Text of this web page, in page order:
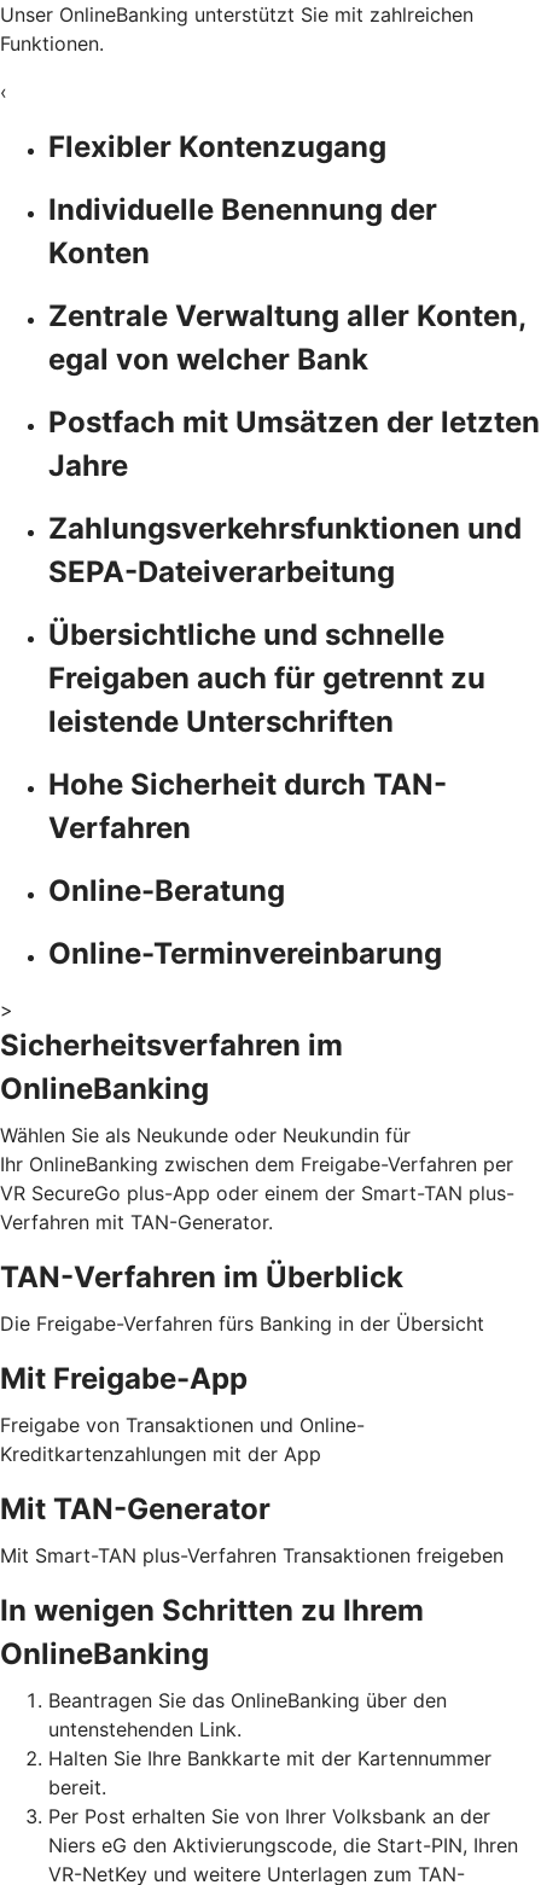
Unser OnlineBanking unterstützt Sie mit zahlreichen
Funktionen.
‹
Flexibler Kontenzugang
Individuelle Benennung der
Konten
Zentrale Verwaltung aller Konten,
egal von welcher Bank
Postfach mit Umsätzen der letzten
Jahre
Zahlungsverkehrsfunktionen und
SEPA-Dateiverarbeitung
Übersichtliche und schnelle
Freigaben auch für getrennt zu
leistende Unterschriften
Hohe Sicherheit durch TAN-
Verfahren
Online-Beratung
Online-Terminvereinbarung
>
Sicherheitsverfahren im
OnlineBanking
Wählen Sie als Neukunde oder Neukundin für
Ihr OnlineBanking zwischen dem Freigabe-Verfahren per
VR SecureGo plus-App oder einem der Smart-TAN plus-
Verfahren mit TAN-Generator.
TAN-Verfahren im Überblick
Die Freigabe-Verfahren fürs Banking in der Übersicht
Mit Freigabe-App
Freigabe von Transaktionen und Online-
Kreditkartenzahlungen mit der App
Mit TAN-Generator
Mit Smart-TAN plus-Verfahren Transaktionen freigeben
In wenigen Schritten zu Ihrem
OnlineBanking
Beantragen Sie das OnlineBanking über den
untenstehenden Link.
Halten Sie Ihre Bankkarte mit der Kartennummer
bereit.
Per Post erhalten Sie von Ihrer Volksbank an der
Niers eG den Aktivierungscode, die Start-PIN, Ihren
VR-NetKey und weitere Unterlagen zum TAN-